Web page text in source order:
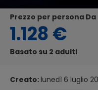
Prezzo per persona Da
1.128 €
Basato su 2 adulti
Creato:lunedì 6 luglio